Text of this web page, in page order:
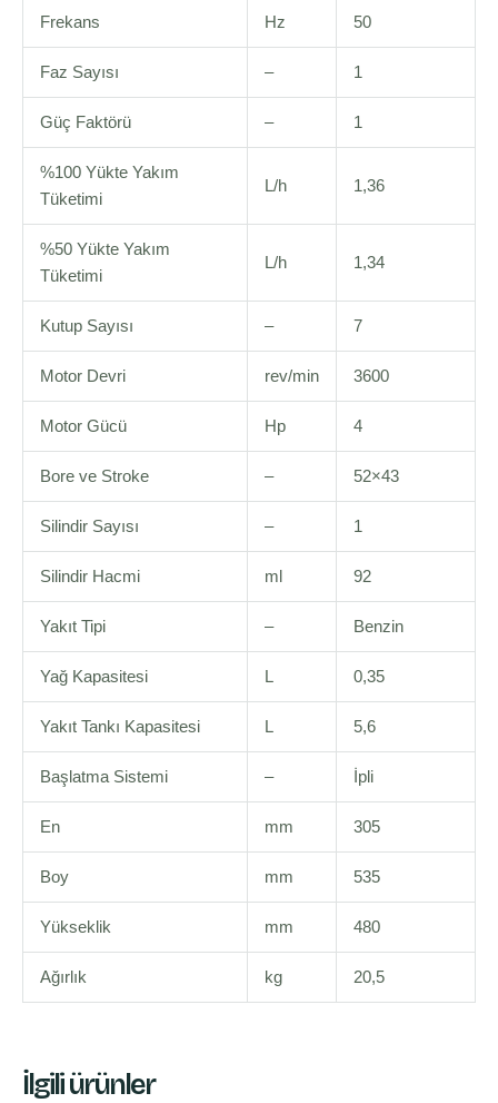
Frekans Hz 50
Faz Sayısı – 1
Güç Faktörü – 1
%100 Yükte Yakım
Tüketimi
L/h 1,36
%50 Yükte Yakım
Tüketimi
L/h 1,34
Kutup Sayısı – 7
Motor Devri rev/min 3600
Motor Gücü Hp 4
Bore ve Stroke – 52×43
Silindir Sayısı – 1
Silindir Hacmi ml 92
Yakıt Tipi – Benzin
Yağ Kapasitesi L 0,35
Yakıt Tankı Kapasitesi L 5,6
Başlatma Sistemi – İpli
En mm 305
Boy mm 535
Yükseklik mm 480
Ağırlık kg 20,5
İlgili ürünler